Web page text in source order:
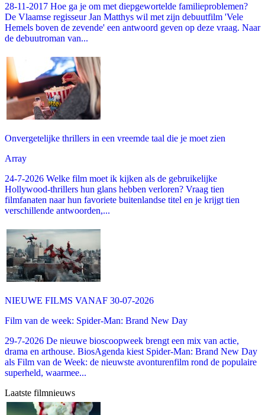
28-11-2017 Hoe ga je om met diepgewortelde familieproblemen?
De Vlaamse regisseur Jan Matthys wil met zijn debuutfilm 'Vele
Hemels boven de zevende' een antwoord geven op deze vraag. Naar
de debuutroman van...
Onvergetelijke thrillers in een vreemde taal die je moet zien
Array
24-7-2026 Welke film moet ik kijken als de gebruikelijke
Hollywood-thrillers hun glans hebben verloren? Vraag tien
filmfanaten naar hun favoriete buitenlandse titel en je krijgt tien
verschillende antwoorden,...
NIEUWE FILMS VANAF 30-07-2026
Film van de week: Spider-Man: Brand New Day
29-7-2026 De nieuwe bioscoopweek brengt een mix van actie,
drama en arthouse. BiosAgenda kiest Spider-Man: Brand New Day
als Film van de Week: de nieuwste avonturenfilm rond de populaire
superheld, waarmee...
Laatste filmnieuws